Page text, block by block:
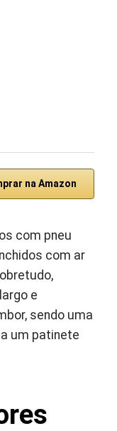
na Amazon
com pneu
com ar
e
sendo uma
um patinete